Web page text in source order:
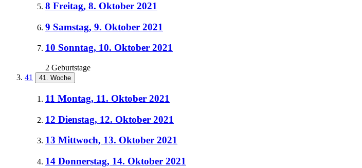
8 Freitag, 8. Oktober 2021
9 Samstag, 9. Oktober 2021
10 Sonntag, 10. Oktober 2021
2 Geburtstage
41
41. Woche
11 Montag, 11. Oktober 2021
12 Dienstag, 12. Oktober 2021
13 Mittwoch, 13. Oktober 2021
14 Donnerstag, 14. Oktober 2021